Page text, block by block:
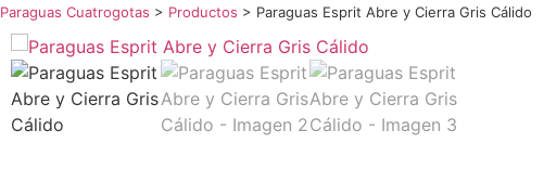
Paraguas Cuatrogotas > Productos > Paraguas Esprit Abre y Cierra Gris Cálido